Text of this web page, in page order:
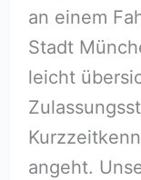
an einem
Stadt
leicht
angeht.